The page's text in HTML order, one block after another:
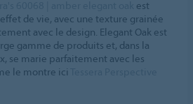
est
de vie, avec une texture grainée
avec le design. Elegant Oak est
gamme de produits et, dans la
se marie parfaitement avec les
le montre ici